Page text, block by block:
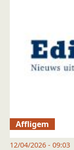
Affligem
12/04/2026 - 09:03